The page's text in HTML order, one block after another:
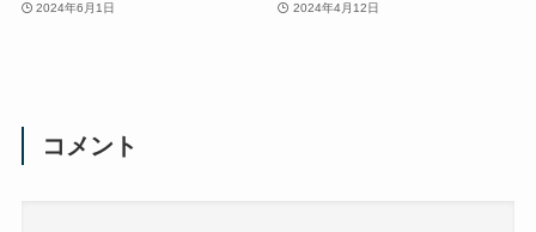
2024年6月1日 2024年4月12日
コメント